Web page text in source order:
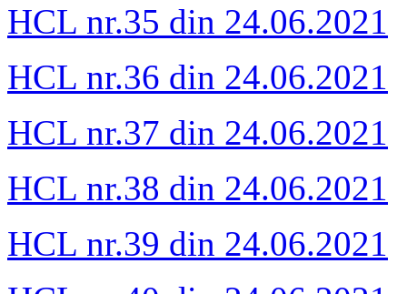
HCL nr.35 din 24.06.2021
HCL nr.36 din 24.06.2021
HCL nr.37 din 24.06.2021
HCL nr.38 din 24.06.2021
HCL nr.39 din 24.06.2021